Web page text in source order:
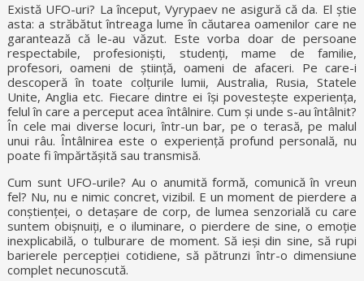
Există UFO-uri? La început, Vyrypaev ne asigură că da. El știe
asta: a străbătut întreaga lume în căutarea oamenilor care ne
garantează că le-au văzut. Este vorba doar de persoane
respectabile, profesioniști, studenți, mame de familie,
profesori, oameni de știință, oameni de afaceri. Pe care-i
descoperă în toate colțurile lumii, Australia, Rusia, Statele
Unite, Anglia etc. Fiecare dintre ei își povestește experiența,
felul în care a perceput acea întâlnire. Cum și unde s-au întâlnit?
În cele mai diverse locuri, într-un bar, pe o terasă, pe malul
unui râu. Întâlnirea este o experiență profund personală, nu
poate fi împărtășită sau transmisă.
Cum sunt UFO-urile? Au o anumită formă, comunică în vreun
fel? Nu, nu e nimic concret, vizibil. E un moment de pierdere a
conștienței, o detașare de corp, de lumea senzorială cu care
suntem obișnuiți, e o iluminare, o pierdere de sine, o emoție
inexplicabilă, o tulburare de moment. Să ieși din sine, să rupi
barierele percepției cotidiene, să pătrunzi într-o dimensiune
complet necunoscută.